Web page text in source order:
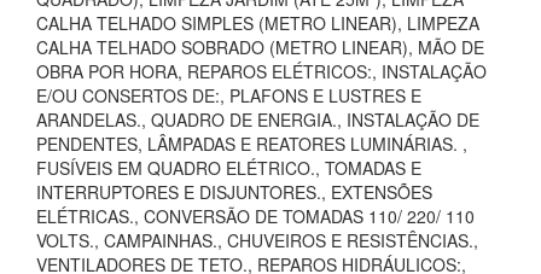
CALHA TELHADO SIMPLES (METRO LINEAR), LIMPEZA
CALHA TELHADO SOBRADO (METRO LINEAR), MÃO DE
OBRA POR HORA, REPAROS ELÉTRICOS:, INSTALAÇÃO
E/OU CONSERTOS DE:, PLAFONS E LUSTRES E
ARANDELAS., QUADRO DE ENERGIA., INSTALAÇÃO DE
PENDENTES, LÂMPADAS E REATORES LUMINÁRIAS. ,
FUSÍVEIS EM QUADRO ELÉTRICO., TOMADAS E
INTERRUPTORES E DISJUNTORES., EXTENSÕES
ELÉTRICAS., CONVERSÃO DE TOMADAS 110/ 220/ 110
VOLTS., CAMPAINHAS., CHUVEIROS E RESISTÊNCIAS.,
VENTILADORES DE TETO., REPAROS HIDRÁULICOS:,